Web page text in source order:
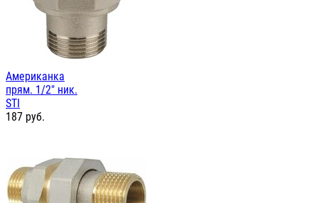
Американка
прям. 1/2" ник.
STI
187 руб.